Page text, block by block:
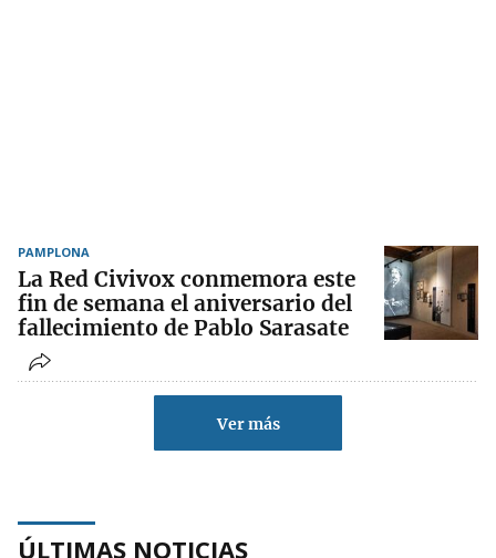
PAMPLONA
La Red Civivox conmemora este
fin de semana el aniversario del
fallecimiento de Pablo Sarasate
Ver más
ÚLTIMAS NOTICIAS